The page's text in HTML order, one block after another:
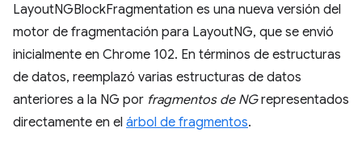
LayoutNGBlockFragmentation es una nueva versión del
motor de fragmentación para LayoutNG, que se envió
inicialmente en Chrome 102. En términos de estructuras
de datos, reemplazó varias estructuras de datos
anteriores a la NG por fragmentos de NGrepresentados
directamente en el árbol de fragmentos.